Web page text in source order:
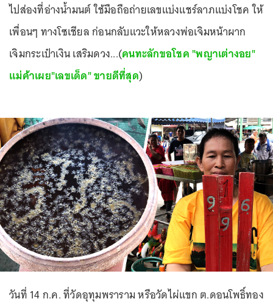
ไปส่องที่อ่างน้ำมนต์ ใช้มือถือถ่ายเลขแบ่งแชร์ลาภแบ่งโชค ให้
เพื่อนๆ ทางโซเชียล ก่อนกลับแวะให้หลวงพ่อเจิมหน้าผาก
เจิมกระเป๋าเงิน เสริมดวง...(คนทะลักขอโชค "พญาเต่างอย"
แม่ค้าเผย"เลขเด็ด" ขายดีที่สุด)
วันที่ 14 ก.ค. ที่วัดอุทุมพราราม หรือวัดไผ่แขก ต.ดอนโพธิ์ทอง